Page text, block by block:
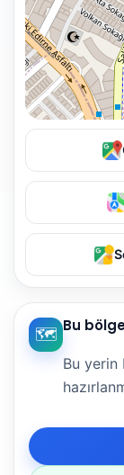
🗺️ Bu
Bu yerin